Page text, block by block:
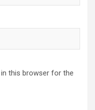
this browser for the